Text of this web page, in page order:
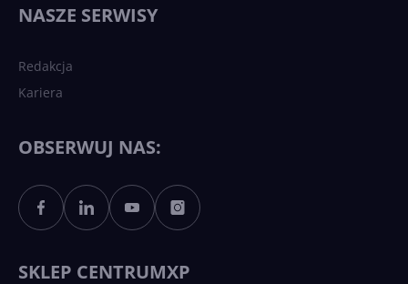
Sztuczna inteligencja po
polsku. Dość barier
NASZE SERWISY
Redakcja
Kariera
OBSERWUJ NAS:
SKLEP CENTRUMXP